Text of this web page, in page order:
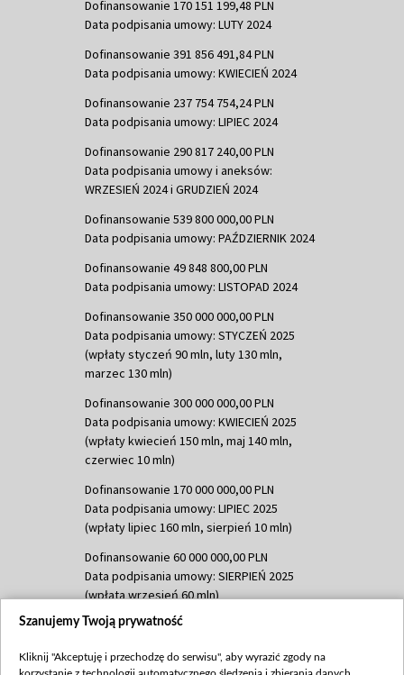
Dofinansowanie 170 151 199,48 PLN
Data podpisania umowy: LUTY 2024
Dofinansowanie 391 856 491,84 PLN
Data podpisania umowy: KWIECIEŃ 2024
Dofinansowanie 237 754 754,24 PLN
Data podpisania umowy: LIPIEC 2024
Dofinansowanie 290 817 240,00 PLN
Data podpisania umowy i aneksów:
WRZESIEŃ 2024 i GRUDZIEŃ 2024
Dofinansowanie 539 800 000,00 PLN
Data podpisania umowy: PAŹDZIERNIK 2024
Dofinansowanie 49 848 800,00 PLN
Data podpisania umowy: LISTOPAD 2024
Dofinansowanie 350 000 000,00 PLN
Data podpisania umowy: STYCZEŃ 2025
(wpłaty styczeń 90 mln, luty 130 mln,
marzec 130 mln)
Dofinansowanie 300 000 000,00 PLN
Data podpisania umowy: KWIECIEŃ 2025
(wpłaty kwiecień 150 mln, maj 140 mln,
czerwiec 10 mln)
Dofinansowanie 170 000 000,00 PLN
Data podpisania umowy: LIPIEC 2025
(wpłaty lipiec 160 mln, sierpień 10 mln)
Dofinansowanie 60 000 000,00 PLN
Data podpisania umowy: SIERPIEŃ 2025
(wpłata wrzesień 60 mln)
Dofinansowanie 635 783 051,21 PLN
(wpłata wrzesień 100 mln, październik 350
Szanujemy Twoją prywatność
Kliknij "Akceptuję i przechodzę do serwisu", aby wyrazić zgody na